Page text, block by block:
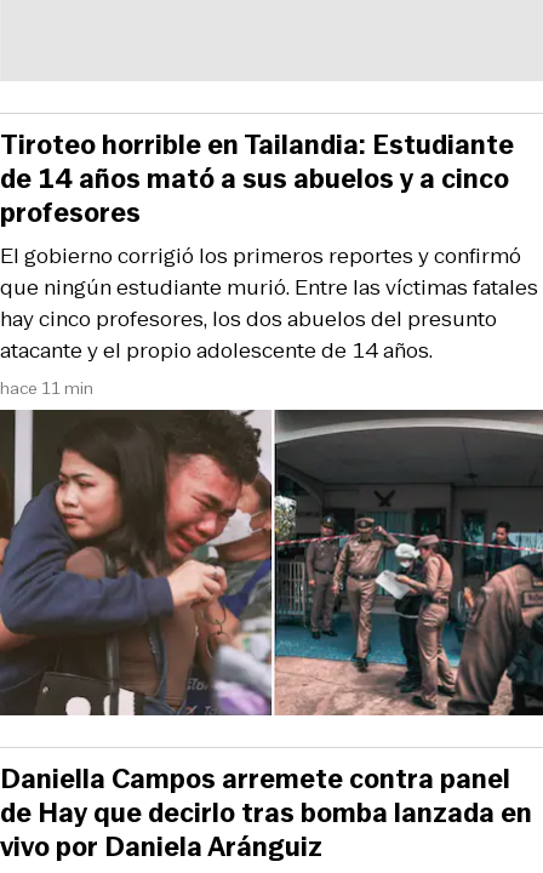
hace 11 min
El gobierno corrigió los primeros reportes y confirmó
que ningún estudiante murió. Entre las víctimas fatales
hay cinco profesores, los dos abuelos del presunto
atacante y el propio adolescente de 14 años.
Tiroteo horrible en Tailandia: Estudiante
de 14 años mató a sus abuelos y a cinco
profesores
Daniella Campos arremete contra panel
de Hay que decirlo tras bomba lanzada en
vivo por Daniela Aránguiz